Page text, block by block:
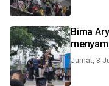
Bima
Jumat, 3